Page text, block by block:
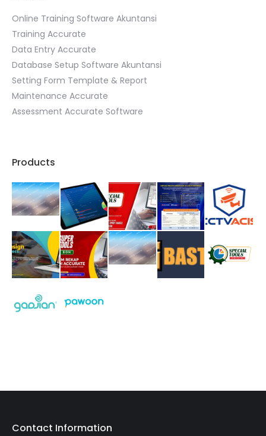
Online Training Software Akuntansi
Training Accurate
Data Entry Accurate
Database Setup Software Akuntansi
Setting Form Template & Report
Maintenance Accurate
Assessment Accurate Software
Products
Contact Information